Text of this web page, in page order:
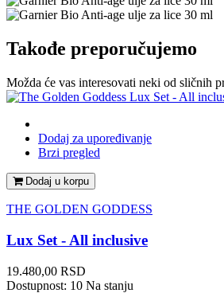
Takođe preporučujemo
Možda će vas interesovati neki od sličnih
Dodaj za upoređivanje
Brzi pregled
Dodaj u korpu
THE GOLDEN GODDESS
Lux Set - All inclusive
Cena
19.480,00 RSD
Dostupnost: 10 Na stanju